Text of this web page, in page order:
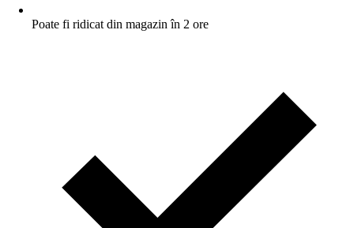
Poate fi ridicat din magazin în 2 ore